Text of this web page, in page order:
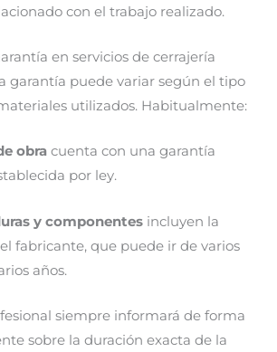
con el trabajo realizado.
en servicios de cerrajería
garantía puede variar según el tipo
utilizados. Habitualmente:
obra cuenta con una garantía
por ley.
y componentes incluyen la
fabricante, que puede ir de varios
años.
siempre informará de forma
sobre la duración exacta de la